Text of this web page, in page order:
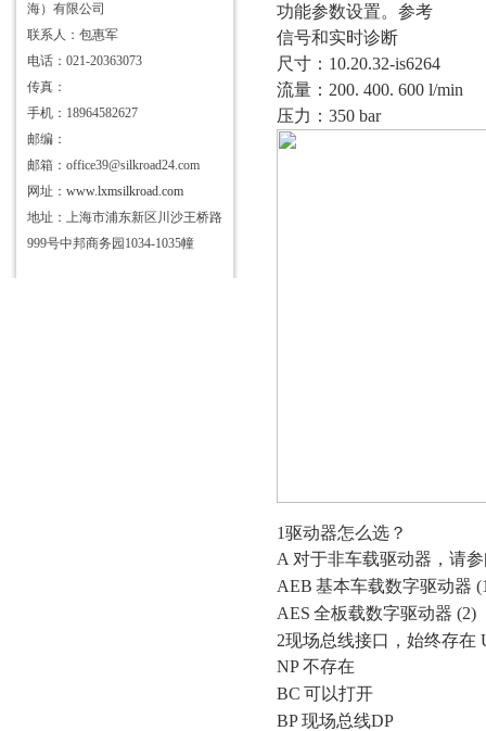
海）有限公司
联系人：包惠军
电话：021-20363073
传真：
手机：18964582627
邮编：
邮箱：office39@silkroad24.com
网址： www.lxmsilkroad.com
地址：上海市浦东新区川沙王桥路
999号中邦商务园1034-1035幢
功能参数设置。参考
信号和实时诊断
尺寸： 10.20.32-is6264
流量： 200. 400. 600 l/min
压力： 350 bar
1驱动器怎么选？
A 对于非车载驱动器，请
AEB 基本车载数字驱动器
AES 全板载数字驱动器 (2)
2现场总线接口，始终存在
NP不存在
BC 可以打开
BP现场总线DP